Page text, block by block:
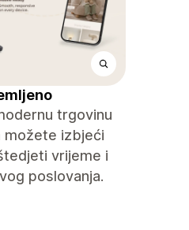
trgovinu
možete izbjeći
vrijeme i
poslovanja.